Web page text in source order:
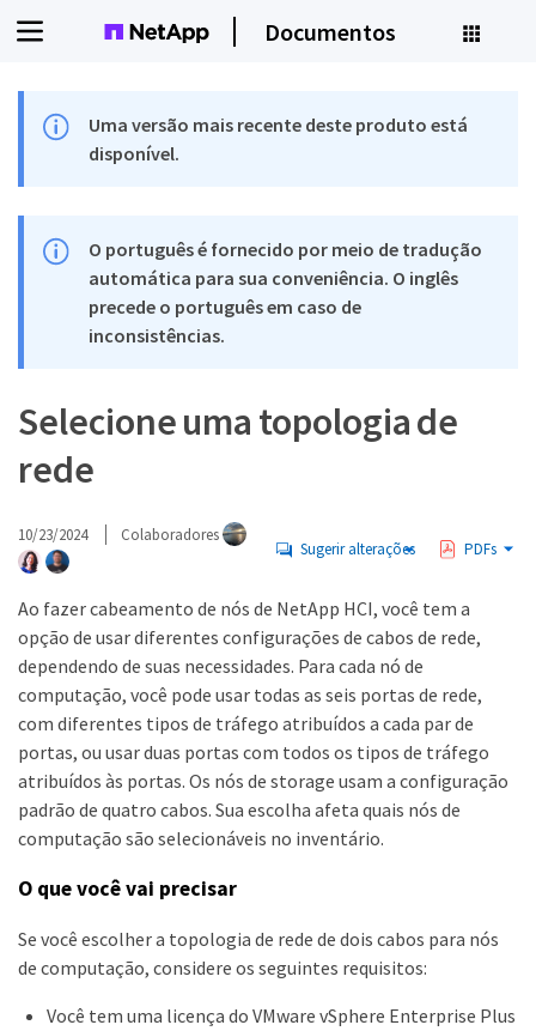
Documentos
Uma versão mais recente deste produto está
disponível.
O português é fornecido por meio de tradução
automática para sua conveniência. O inglês
precede o português em caso de
inconsistências.
Selecione uma topologia de
rede
10/23/2024 Colaboradores
Sugerir alterações PDFs
Ao fazer cabeamento de nós de NetApp HCI, você tem a
opção de usar diferentes configurações de cabos de rede,
dependendo de suas necessidades. Para cada nó de
computação, você pode usar todas as seis portas de rede,
com diferentes tipos de tráfego atribuídos a cada par de
portas, ou usar duas portas com todos os tipos de tráfego
atribuídos às portas. Os nós de storage usam a configuração
padrão de quatro cabos. Sua escolha afeta quais nós de
computação são selecionáveis no inventário.
O que você vai precisar
Se você escolher a topologia de rede de dois cabos para nós
de computação, considere os seguintes requisitos:
Você tem uma licença do VMware vSphere Enterprise Plus